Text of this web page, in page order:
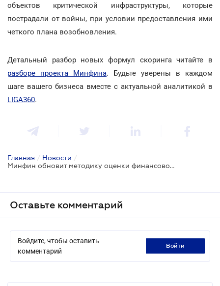
объектов критической инфраструктуры, которые
пострадали от войны, при условии предоставления ими
четкого плана возобновления.
Детальный разбор новых формул скоринга читайте в
разборе проекта Минфина. Будьте уверены в каждом
шаге вашего бизнеса вместе с актуальной аналитикой в
LIGA360.
Главная / Новости /
Минфин обновит методику оценки финансового состояния для получения госгарантий
Оставьте комментарий
Войдите, чтобы оставить
комментарий
войти